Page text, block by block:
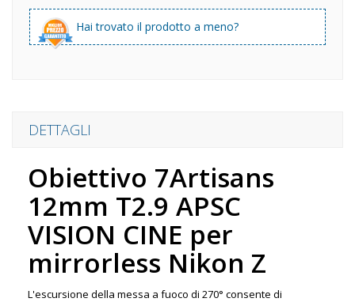
Hai trovato il prodotto a meno?
DETTAGLI
Obiettivo 7Artisans
12mm T2.9 APSC
VISION CINE per
mirrorless Nikon Z
L'escursione della messa a fuoco di 270° consente di